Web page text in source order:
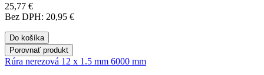
25,77 €
Bez DPH: 20,95 €
Do košíka
Porovnať produkt
Rúra nerezová 12 x 1.5 mm 6000 mm